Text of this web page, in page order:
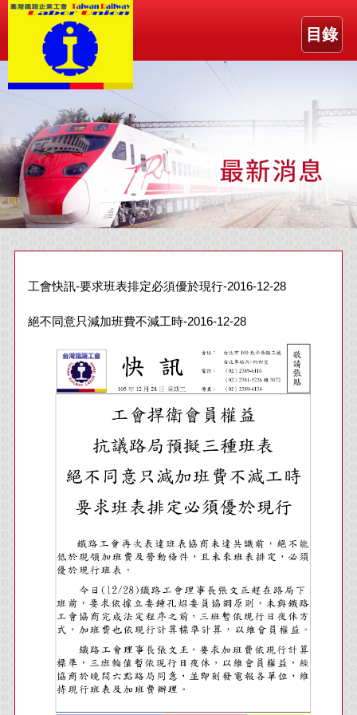
目錄
工會快訊-要求班表排定必須優於現行-2016-12-28
絕不同意只減加班費不減工時-2016-12-28